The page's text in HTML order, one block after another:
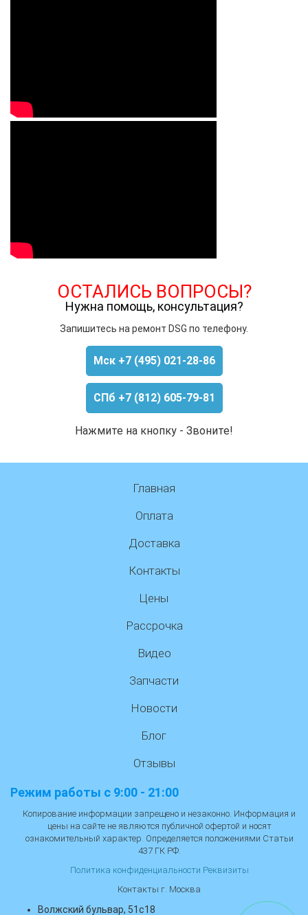
ОСТАЛИСЬ ВОПРОСЫ?
Нужна помощь, консультация?
Запишитесь на ремонт DSG по телефону.
Мск +7 (495) 021-28-86
СПб +7 (812) 605-79-81
Нажмите на кнопку - Звоните!
Главная
Оплата
Доставка
Контакты
Цены
Рассрочка
Видео
Запчасти
Новости
Блог
Отзывы
Режим работы с 9:00 - 21:00
Копирование информации запрещено и незаконно. Информация и
цены на сайте не являются публичной офертой и носят
ознакомительный характер. Определяется положениями Статьи
437 ГК РФ.
Политика конфиденциальности Реквизиты
Контакты г. Москва
Волжский бульвар, 51с18